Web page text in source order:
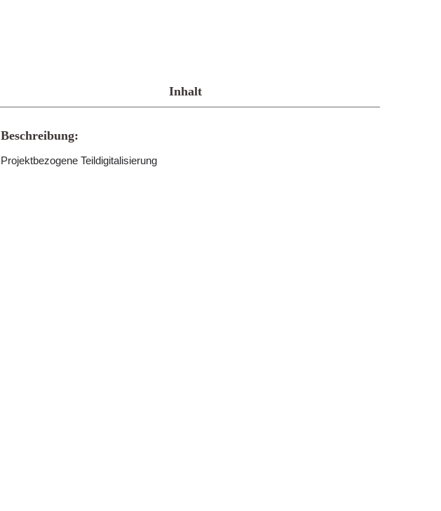
Inhalt
Beschreibung:
Projektbezogene Teildigitalisierung